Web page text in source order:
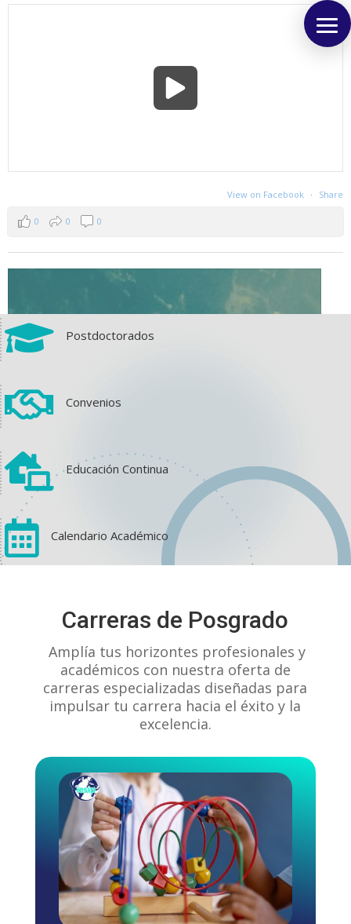
View on Facebook · Share
0 0 0
1 0
 Postdoctorados
 Convenios
 Educación Continua
 Calendario Académico
Carreras de Posgrado
Amplía tus horizontes profesionales y
académicos con nuestra oferta de
carreras especializadas diseñadas para
impulsar tu carrera hacia el éxito y la
excelencia.